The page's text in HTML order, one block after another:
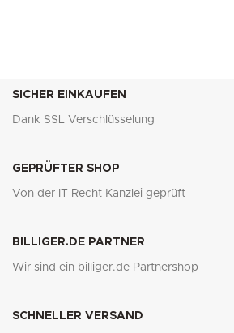
SICHER EINKAUFEN
Dank SSL Verschlüsselung
GEPRÜFTER SHOP
Von der IT Recht Kanzlei geprüft
BILLIGER.DE PARTNER
Wir sind ein billiger.de Partnershop
SCHNELLER VERSAND